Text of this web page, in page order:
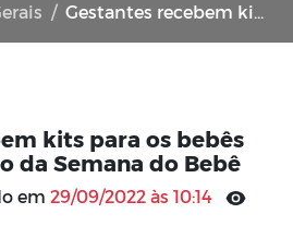
Gestantes recebem kits para os bebês no encerramento da Semana do Bebê
kits para os bebês
da Semana do Bebê
em 29/09/2022 às 10:14